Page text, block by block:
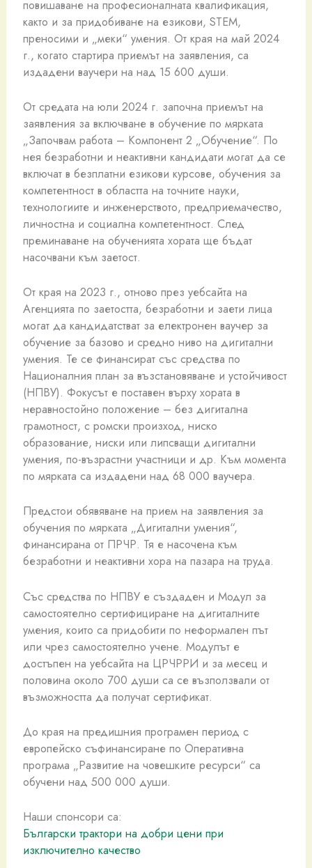
повишаване на професионалната квалификация,
както и за придобиване на езикови, STEM,
преносими и „меки“ умения. От края на май 2024
г., когато стартира приемът на заявления, са
издадени ваучери на над 15 600 души.
От средата на юли 2024 г. започна приемът на
заявления за включване в обучение по мярката
„Започвам работа – Компонент 2 „Обучение“. По
нея безработни и неактивни кандидати могат да се
включат в безплатни езикови курсове, обучения за
компетентност в областта на точните науки,
технологиите и инженерството, предприемачество,
личностна и социална компетентност. След
преминаване на обученията хората ще бъдат
насочвани към заетост.
От края на 2023 г., отново през уебсайта на
Агенцията по заетостта, безработни и заети лица
могат да кандидатстват за електронен ваучер за
обучение за базово и средно ниво на дигитални
умения. Те се финансират със средства по
Националния план за възстановяване и устойчивост
(НПВУ). Фокусът е поставен върху хората в
неравностойно положение – без дигитална
грамотност, с ромски произход, ниско
образование, ниски или липсващи дигитални
умения, по-възрастни участници и др. Към момента
по мярката са издадени над 68 000 ваучера.
Предстои обявяване на прием на заявления за
обучения по мярката „Дигитални умения“,
финансирана от ПРЧР. Тя е насочена към
безработни и неактивни хора на пазара на труда.
Със средства по НПВУ е създаден и Модул за
самостоятелно сертифициране на дигиталните
умения, които са придобити по неформален път
или чрез самостоятелно учене. Модулът е
достъпен на уебсайта на ЦРЧРРИ и за месец и
половина около 700 души са се възползвали от
възможността да получат сертификат.
До края на предишния програмен период с
европейско съфинансиране по Оперативна
програма „Развитие на човешките ресурси“ са
обучени над 500 000 души.
Наши спонсори са:
Български трактори на добри цени при
изключително качество